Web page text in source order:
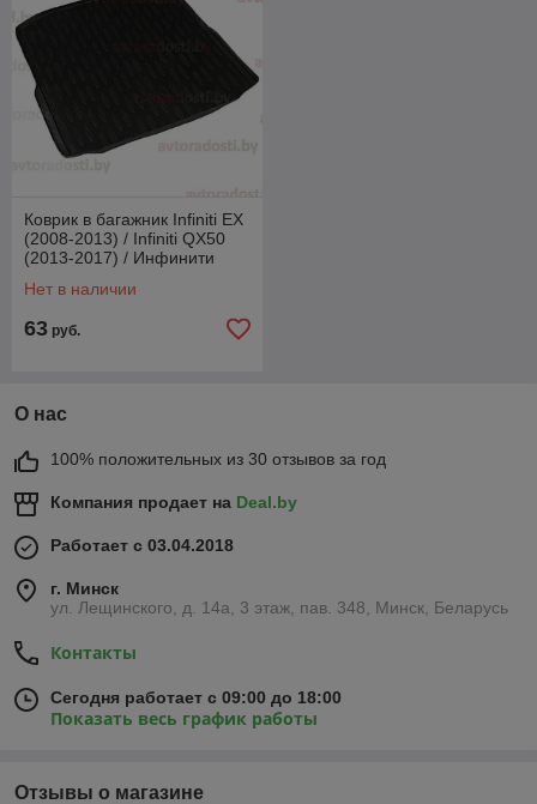
Коврик в багажник Infiniti EX
(2008-2013) / Infiniti QX50
(2013-2017) / Инфинити
Нет в наличии
63 руб.
О нас
100% положительных из 30 отзывов за год
Компания продает на Deal.by
Работает с 03.04.2018
г. Минск
ул. Лещинского, д. 14а, 3 этаж, пав. 348, Минск, Беларусь
Контакты
Сегодня работает с 09:00 до 18:00
Показать весь график работы
Отзывы о магазине